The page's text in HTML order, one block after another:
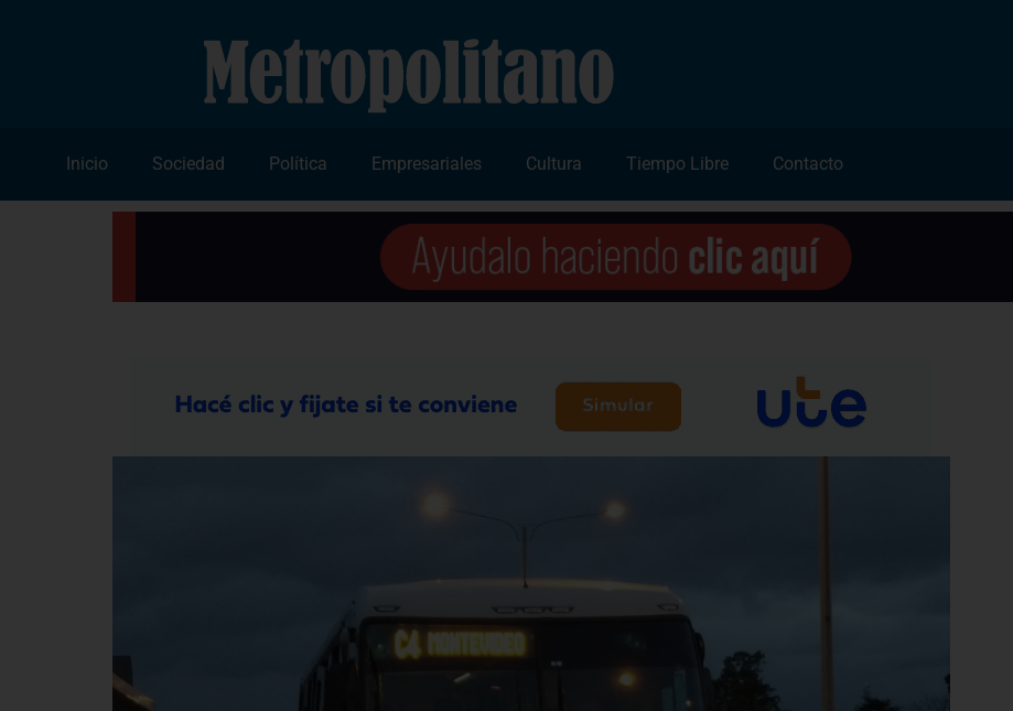
Inicio Sociedad Política Empresariales Cultura Tiempo Libre Contacto